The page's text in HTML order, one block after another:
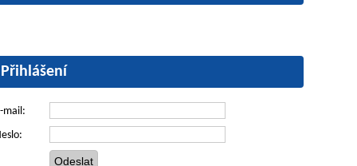
Přihlášení
mail: